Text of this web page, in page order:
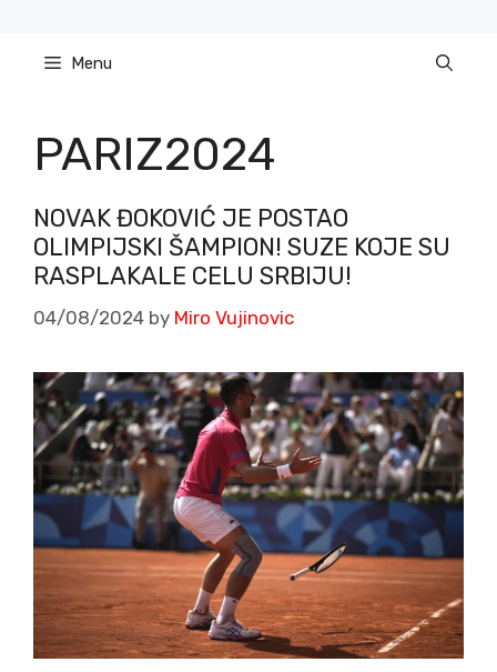
content Menu
PARIZ2024
NOVAK ĐOKOVIĆ JE POSTAO
OLIMPIJSKI ŠAMPION! SUZE KOJE SU
RASPLAKALE CELU SRBIJU!
04/08/2024 by Miro Vujinovic